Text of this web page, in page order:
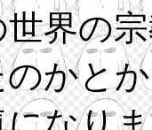
界の
かと